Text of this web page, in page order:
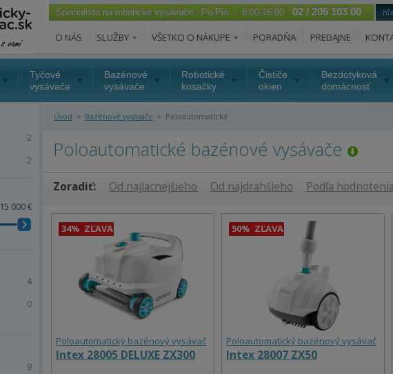
Špecialista na robotické vysávače Po-Pia - 8:00-16:00 02 / 205 103 00
O NÁS SLUŽBY VŠETKO O NÁKUPE PORADŇA PREDAJNE
Tyčové
vysávače
Bazénové
vysávače
Robotické
kosačky
Čističe
okien
Bezdotyková
domácnosť
2
2
15 000 €
4
0
9
Úvod » Bazénové vysávače » Poloautomatické
Poloautomatické bazénové vysávače
Zoradiť: Od najlacnejšieho Od najdrahšieho Podľa hodnotenia
34% ZĽAVA
Poloautomatický bazénový vysávač
Intex 28005 DELUXE ZX300
50% ZĽAVA
Poloautomatický bazénový vysávač
Intex 28007 ZX50